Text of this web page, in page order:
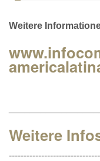
Weitere
Weitere
-------------------------------